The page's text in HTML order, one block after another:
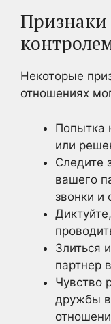
Некоторые
отношениях
Попытка
или
Следите
вашего
звонки и
Злиться
партнер
Чувство
дружбы